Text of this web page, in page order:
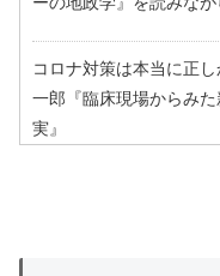
コロナ対策は本当に正
一郎『臨床現場からみ
実』